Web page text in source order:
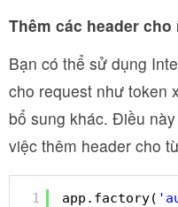
Thêm các header cho
Bạn có thể sử dụng
cho request như token
bổ sung khác. Điều
việc thêm header cho
1
app.factory(